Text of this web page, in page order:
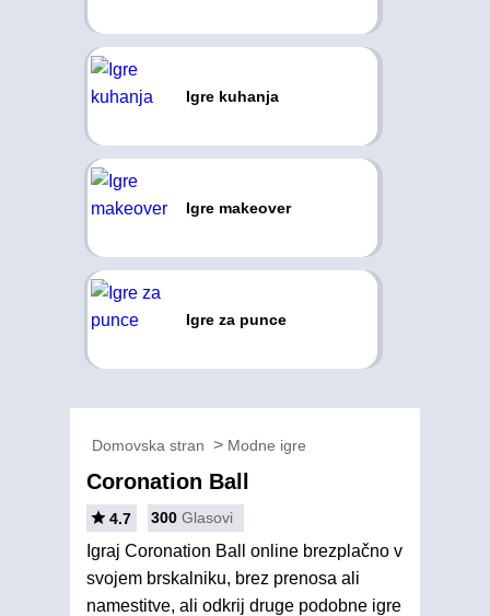
Igre kuhanja
Igre makeover
Igre za punce
Domovska stran Modne igre
Coronation Ball
4.7 300 Glasovi
Igraj Coronation Ball online brezplačno v
svojem brskalniku, brez prenosa ali
namestitve, ali odkrij druge podobne igre